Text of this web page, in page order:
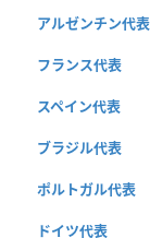
アルゼンチン代表
フランス代表
スペイン代表
ブラジル代表
ポルトガル代表
ドイツ代表